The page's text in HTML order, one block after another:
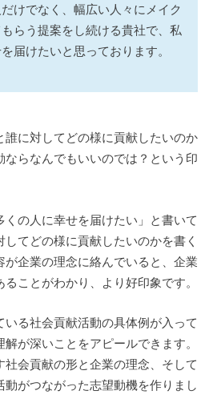
けでなく、幅広い人々にメイク
らう提案をし続ける貴社で、私
届けたいと思っております。
に対してどの様に貢献したいのか
ならなんでもいいのでは？という印
の人に幸せを届けたい」と書いて
てどの様に貢献したいのかを書く
が企業の理念に絡んでいると、企業
ことがわかり、より好印象です。
いる社会貢献活動の具体例が入って
が深いことをアピールできます。
会貢献の形と企業の理念、そして
がつながった志望動機を作りまし